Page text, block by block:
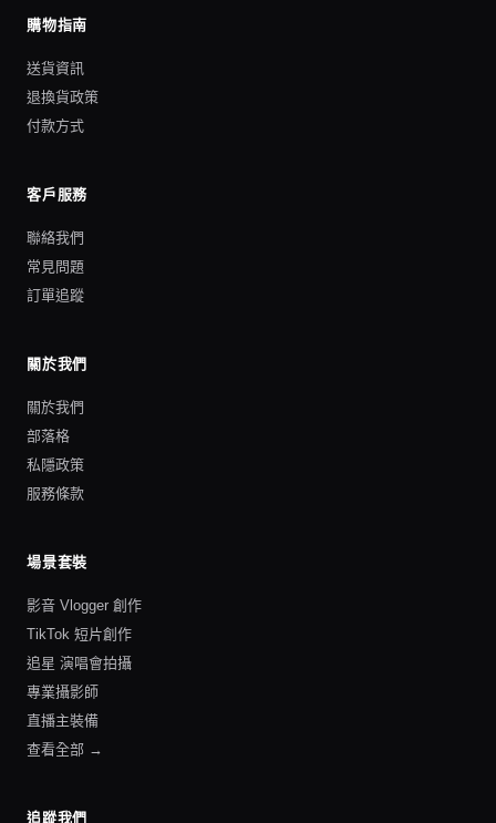
購物指南
送貨資訊
退換貨政策
付款方式
客戶服務
聯絡我們
常見問題
訂單追蹤
關於我們
關於我們
部落格
私隱政策
服務條款
場景套裝
影音 Vlogger 創作
TikTok 短片創作
追星 演唱會拍攝
專業攝影師
直播主裝備
查看全部 →
追蹤我們